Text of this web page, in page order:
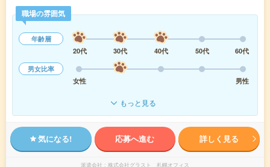
職場の雰囲気
年齢層
20代
30代 40代 50代
60代
男女比率
女性
男性
もっと見る
気になる! 応募へ進む 詳しく見る
派遣会社 株式会社グラスト 札幌オフィス